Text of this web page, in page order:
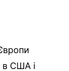
в США і